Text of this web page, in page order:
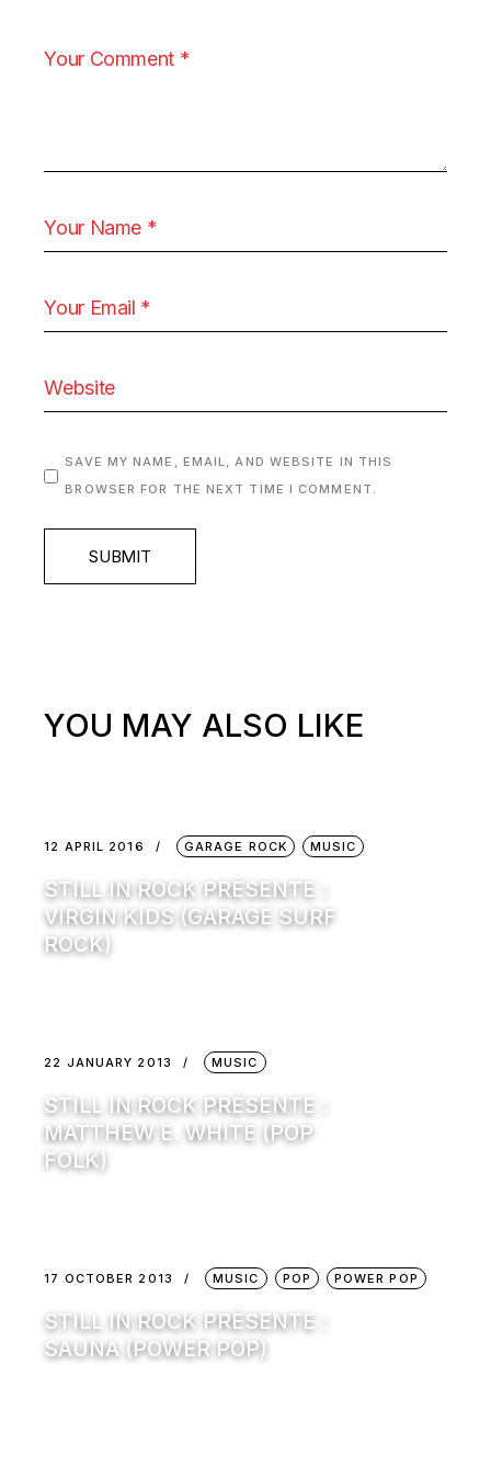
SAVE MY NAME, EMAIL, AND WEBSITE IN THIS
BROWSER FOR THE NEXT TIME I COMMENT.
SUBMIT
YOU MAY ALSO LIKE
12 APRIL 2016 GARAGE ROCK MUSIC
STILL IN ROCK PRÉSENTE :
VIRGIN KIDS (GARAGE SURF
ROCK)
22 JANUARY 2013 MUSIC
STILL IN ROCK PRÉSENTE :
MATTHEW E. WHITE (POP
FOLK)
17 OCTOBER 2013 MUSIC POP POWER POP
STILL IN ROCK PRÉSENTE :
SAUNA (POWER POP)